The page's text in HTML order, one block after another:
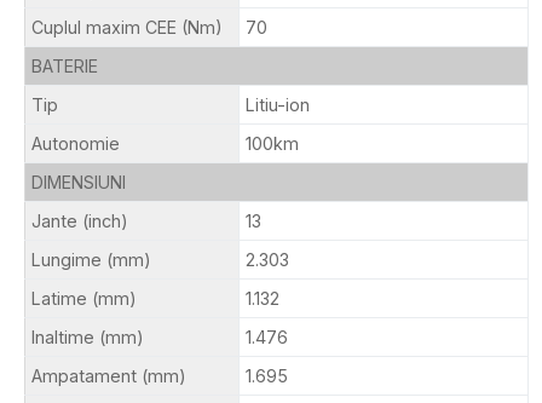
Cuplul maxim CEE (Nm)
70
BATERIE
Tip
Litiu-ion
Autonomie
100km
DIMENSIUNI
Jante (inch)
13
Lungime (mm)
2.303
Latime (mm)
1.132
Inaltime (mm)
1.476
Ampatament (mm)
1.695